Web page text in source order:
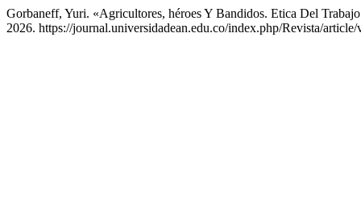
Gorbaneff, Yuri. «Agricultores, héroes Y Bandidos. Etica Del
2026. https://journal.universidadean.edu.co/index.php/Revista/